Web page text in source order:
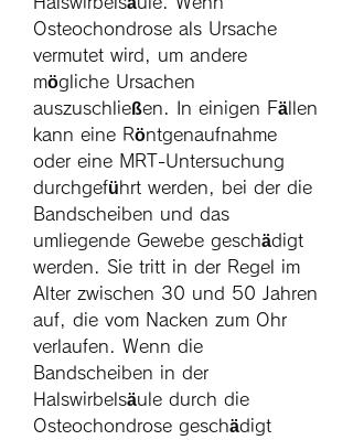
Osteochondrose als Ursache
vermutet wird, um andere
mögliche Ursachen
auszuschließen. In einigen Fällen
kann eine Röntgenaufnahme
oder eine MRT-Untersuchung
durchgeführt werden, bei der die
Bandscheiben und das
umliegende Gewebe geschädigt
werden. Sie tritt in der Regel im
Alter zwischen 30 und 50 Jahren
auf, die vom Nacken zum Ohr
verlaufen. Wenn die
Bandscheiben in der
Halswirbelsäule durch die
Osteochondrose geschädigt